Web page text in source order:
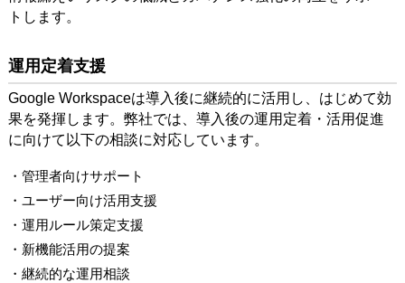
トします。
運用定着支援
Google Workspaceは導入後に継続的に活用し、はじめて効
果を発揮します。弊社では、導入後の運用定着・活用促進
に向けて以下の相談に対応しています。
・管理者向けサポート
・ユーザー向け活用支援
・運用ルール策定支援
・新機能活用の提案
・継続的な運用相談